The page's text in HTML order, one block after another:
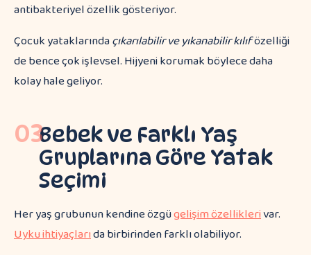
antibakteriyel özellik gösteriyor.
Çocuk yataklarındaçıkarılabilir ve yıkanabilir kılıfözelliği
de bence çok işlevsel. Hijyeni korumak böylece daha
kolay hale geliyor.
03Bebek ve Farklı Yaş
Gruplarına Göre Yatak
Seçimi
Her yaş grubunun kendine özgügelişim özelliklerivar.
Uyku ihtiyaçlarıda birbirinden farklı olabiliyor.